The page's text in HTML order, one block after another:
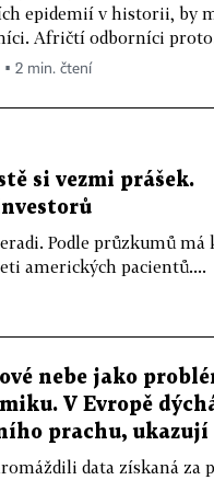
epidemií v historii, by
Afričtí odborníci
▪ 2 min. čtení
si vezmi prášek.
Podle průzkumů má
amerických pacientů....
nebe jako
V Evropě
prachu, ukazují
data získaná za